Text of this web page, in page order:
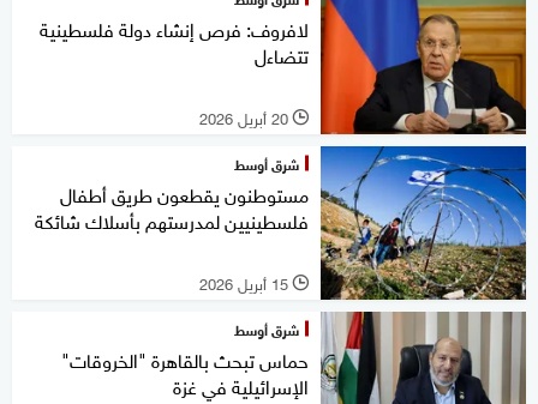
لافروف: فرص إنشاء دولة فلسطينية
تتضاءل
l 20 أبريل 2026
شرق أوسط
مستوطنون يقطعون طريق أطفال
فلسطينيين لمدرستهم بأسلاك شائكة
l 15 أبريل 2026
شرق أوسط
حماس تبحث بالقاهرة "الخروقات"
الإسرائيلية في غزة